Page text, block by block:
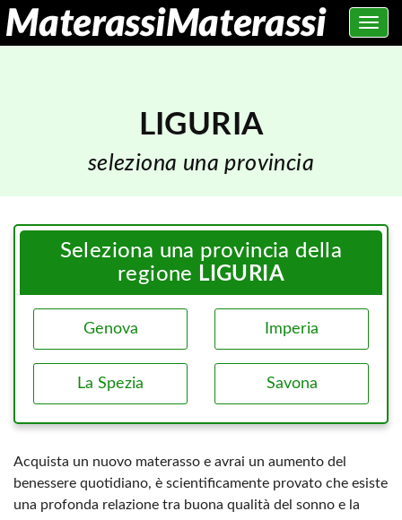
Toggle
LIGURIA
seleziona una provincia
Seleziona una provincia della
regione LIGURIA
Genova Imperia
La Spezia Savona
Acquista un nuovo materasso e avrai un aumento del
benessere quotidiano, è scientificamente provato che esiste
una profonda relazione tra buona qualità del sonno e la